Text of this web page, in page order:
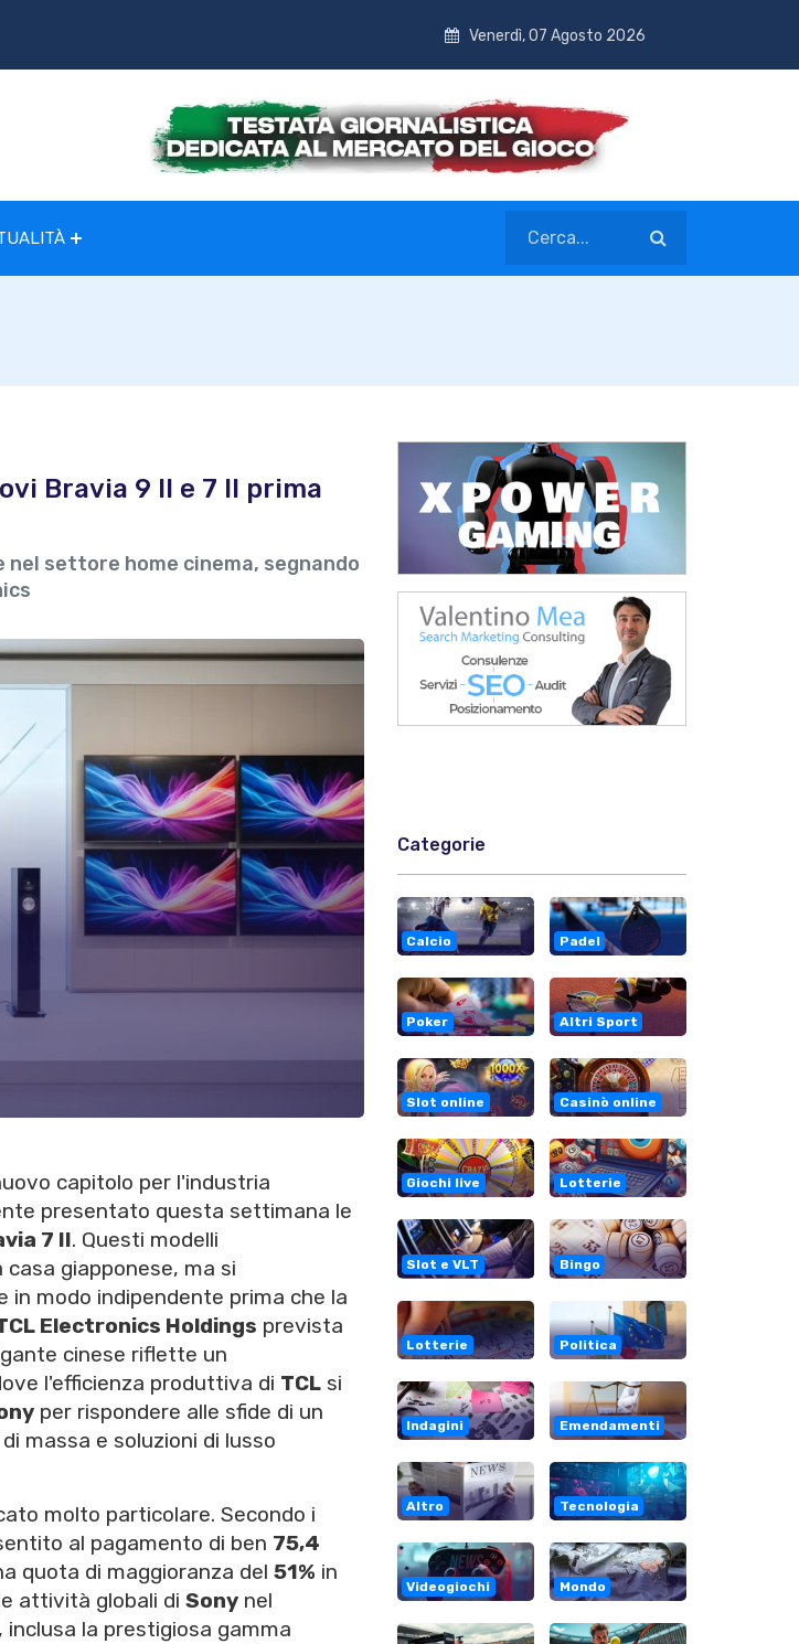
Venerdì, 07 Agosto 2026
Bravia 9 II e 7 II prima
settore home cinema, segnando
capitolo per l'industria
presentato questa settimana le
7 II. Questi modelli
giapponese, ma si
modo indipendente prima che la
Electronics Holdings prevista
cinese riflette un
l'efficienza produttiva di TCL si
per rispondere alle sfide di un
massa e soluzioni di lusso
molto particolare. Secondo i
al pagamento di ben 75,4
quota di maggioranza del 51% in
attività globali di Sony nel
la prestigiosa gamma
Categorie
Calcio Padel
Poker Altri Sport
Slot online Casinò online
Giochi live Lotterie
Slot e VLT Bingo
Lotterie Politica
Indagini Emendamenti
Altro Tecnologia
Videogiochi Mondo